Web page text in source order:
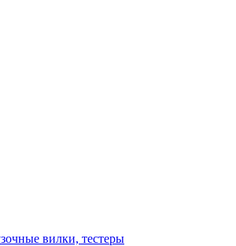
вилки, тестеры